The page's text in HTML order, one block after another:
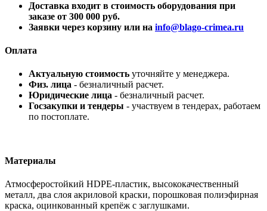
Доставка входит в стоимость оборудования при
заказе от 300 000 руб.
Заявки через корзину или на info@blago-crimea.ru
Оплата
Актуальную стоимость уточняйте у менеджера.
Физ. лица - безналичный расчет.
Юридические лица - безналичный расчет.
Госзакупки и тендеры - участвуем в тендерах, работаем
по постоплате.
Материалы
Атмосферостойкий HDPE-пластик, высококачественный
металл, два слоя акриловой краски, порошковая полиэфирная
краска, оцинкованный крепёж с заглушками.